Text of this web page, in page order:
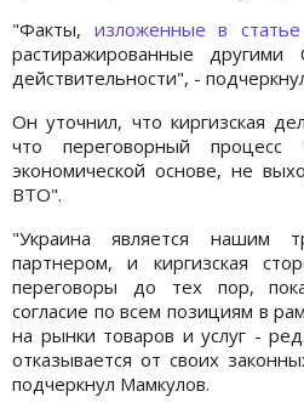
"Факты, изложенные в
растиражированные
действительности", -
Он уточнил, что киргизская
что переговорный процесс
экономической основе, не
ВТО".
"Украина является нашим
партнером, и киргизская
переговоры до тех пор,
согласие по всем позициям в
на рынки товаров и услуг -
отказывается от своих
подчеркнул Мамкулов.